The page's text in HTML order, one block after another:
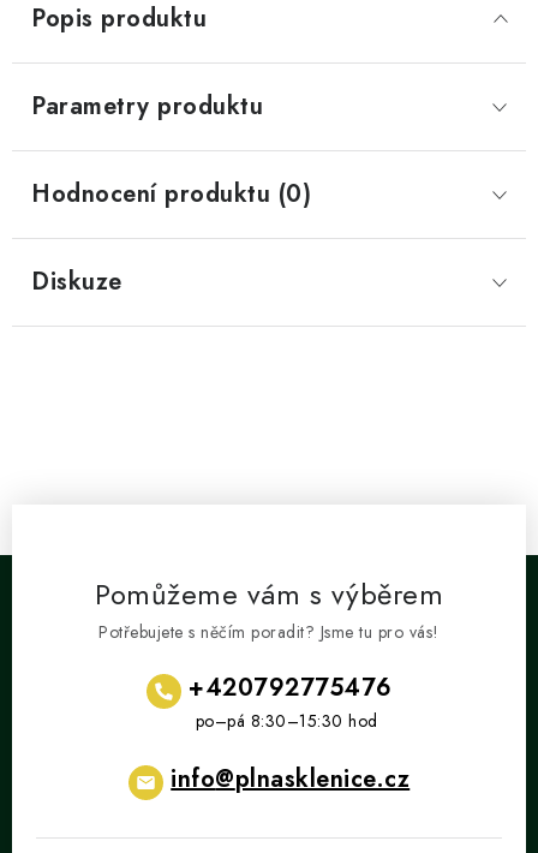
Popis produktu
Parametry produktu
Hodnocení produktu (0)
Diskuze
Pomůžeme vám s výběrem
Potřebujete s něčím poradit? Jsme tu pro vás!
info@plnasklenice.cz
+420792775476